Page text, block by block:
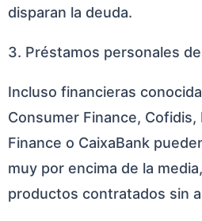
disparan la deuda.
3. Préstamos personales
Incluso financieras
Consumer Finance, Cofidis,
Finance o CaixaBank
muy por encima de la
productos contratados sin